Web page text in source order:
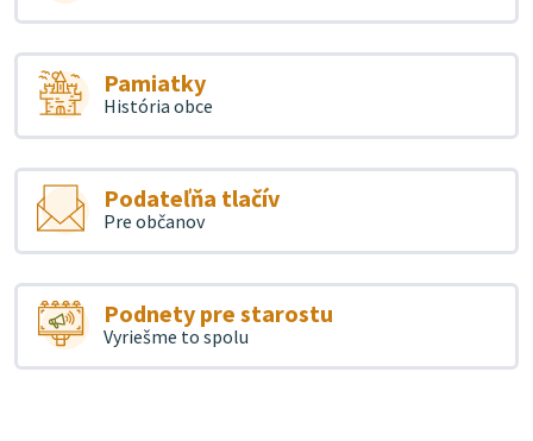
Pamiatky
História obce
Podateľňa tlačív
Pre občanov
Podnety pre starostu
Vyriešme to spolu